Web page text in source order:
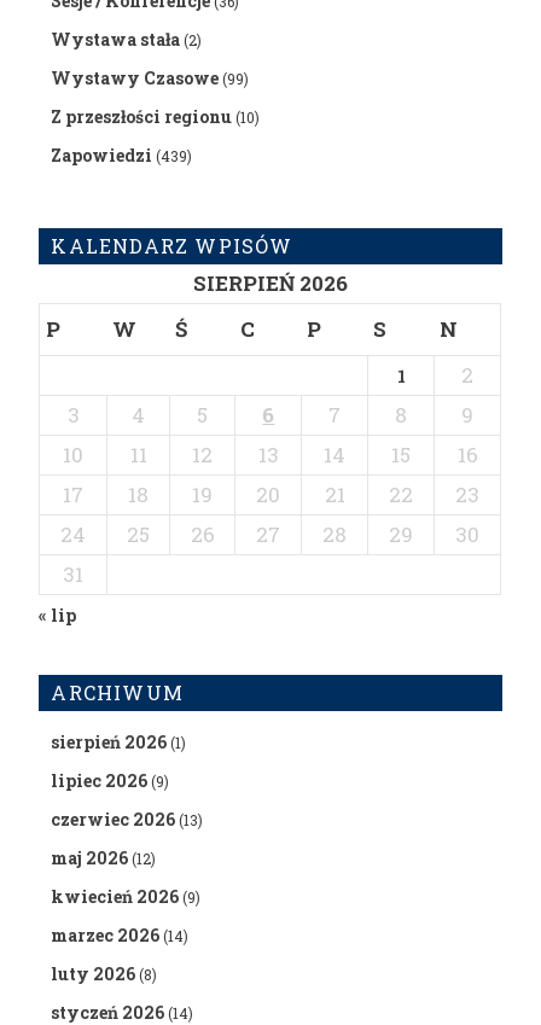
Wystawa stała(2)
Wystawy Czasowe(99)
Z przeszłości regionu(10)
Zapowiedzi (439)
KALENDARZ WPISÓW
SIERPIEŃ 2026
P
W Ś C P S N
1
2
3
4 5 6 7 8
9
10
11 12 13 14 15
16
17
18 19 20 21 22
23
24
25 26 27 28 29
30
31
« lip
ARCHIWUM
sierpień 2026(1)
lipiec 2026(9)
czerwiec 2026(13)
maj 2026(12)
kwiecień 2026(9)
marzec 2026(14)
luty 2026(8)
styczeń 2026(14)